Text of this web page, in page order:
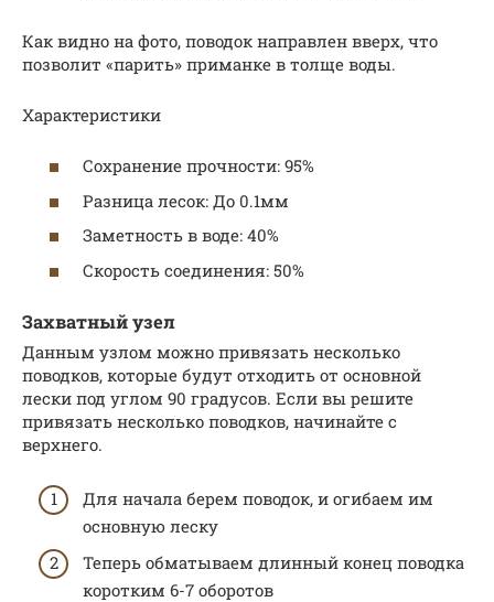
Как видно на фото, поводок направлен вверх, что
позволит «парить» приманке в толще воды.
Характеристики
Сохранение прочности: 95%
Разница лесок: До 0.1мм
Заметность в воде: 40%
Скорость соединения: 50%
Захватный узел
Данным узлом можно привязать несколько
поводков, которые будут отходить от основной
лески под углом 90 градусов. Если вы решите
привязать несколько поводков, начинайте с
верхнего.
Для начала берем поводок, и огибаем им
основную леску
Теперь обматываем длинный конец поводка
коротким 6-7 оборотов